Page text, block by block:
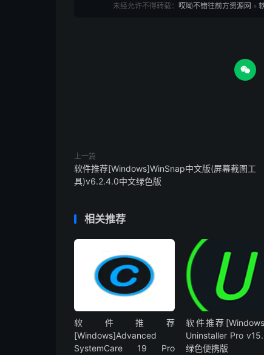
未经允许不得转载： 哎呦不错往前方资源网 »

上一篇
软件推荐[Windows]WinSnap中文版(屏幕截图工
具)v6.2.4.0中文绿色版
相关推荐
软件推荐
[Windows]Advanced
SystemCare 19 Pro
软件推荐
Uninstaller Pro
绿色便携版